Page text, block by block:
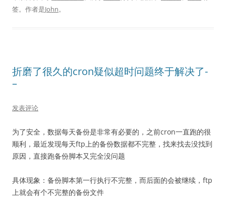
签。 作者是John。
折磨了很久的cron疑似超时问题终于解决了-
–
发表评论
为了安全，数据每天备份是非常有必要的，之前cron一直跑的很
顺利，最近发现每天ftp上的备份数据都不完整，找来找去没找到
原因，直接跑备份脚本又完全没问题
具体现象：备份脚本第一行执行不完整，而后面的会被继续，ftp
上就会有个不完整的备份文件